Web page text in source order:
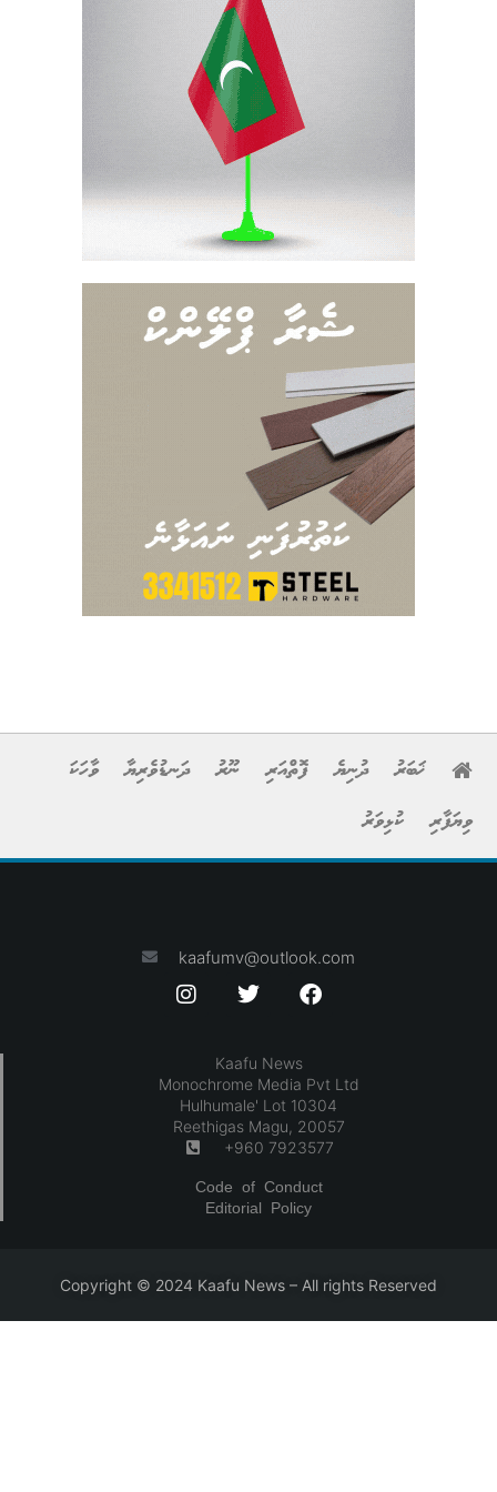
ޚަބަރު ދުނިޔެ ފޮތްއަރި ނޫރު ދަނޑުވެރިޔާ
ވާހަކަ
ކުޅިވަރު
kaafumv@outlook.com
Kaafu News
Monochrome Media Pvt Ltd
Hulhumale' Lot 10304
Reethigas Magu, 20057
+960 7923577
Code of Conduct
Editorial Policy
Copyright © 2024 Kaafu News – All rights Reserved